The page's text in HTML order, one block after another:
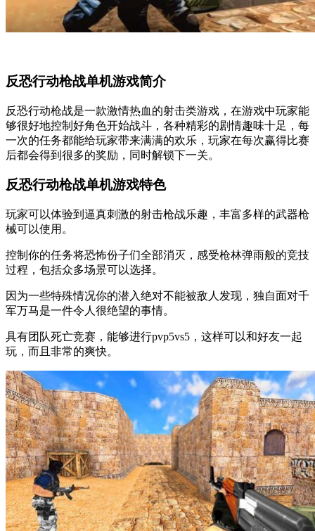
反恐行动枪战单机游戏简介
反恐行动枪战是一款激情热血的射击类游戏，在游戏中玩家能
够很好地控制好角色开始战斗，各种精彩的剧情趣味十足，每
一次的任务都能给玩家带来满满的欢乐，玩家在每次赢得比赛
后都会得到很多的奖励，同时解锁下一关。
反恐行动枪战单机游戏特色
玩家可以体验到逼真刺激的射击枪战乐趣，丰富多样的武器枪
械可以使用。
控制你的任务将恐怖份子们全部消灭，感受枪林弹雨般的竞技
过程，包括众多场景可以选择。
因为一些特殊情况你的潜入绝对不能被敌人发现，独自面对千
军万马是一件令人很绝望的事情。
具有团队死亡竞赛，能够进行pvp5vs5，这样可以和好友一起
玩，而且非常的爽快。